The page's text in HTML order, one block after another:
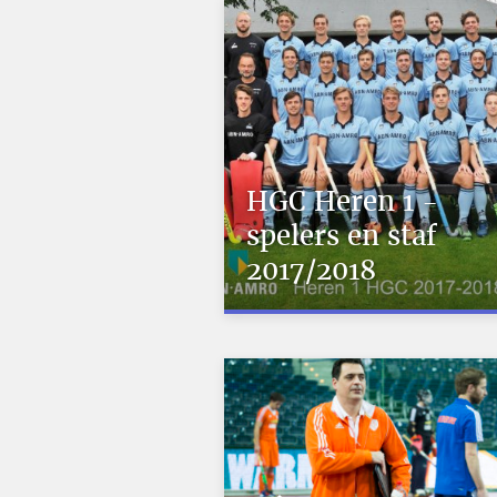
HGC Heren 1 -
spelers en staf
2017/2018